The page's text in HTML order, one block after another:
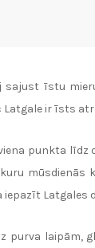
īstu
Latgale ir īsts
punkta
purva laipām,